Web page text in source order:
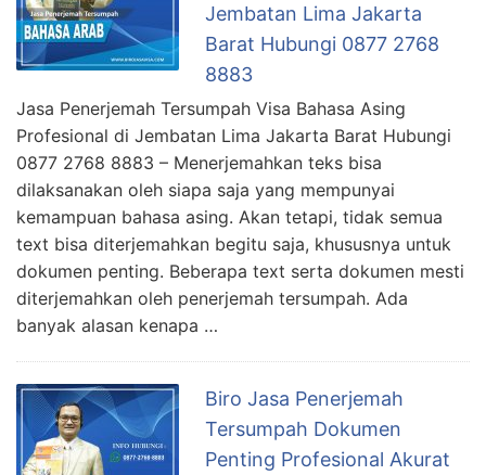
Jembatan Lima Jakarta
Barat Hubungi 0877 2768
8883
Jasa Penerjemah Tersumpah Visa Bahasa Asing
Profesional di Jembatan Lima Jakarta Barat Hubungi
0877 2768 8883 – Menerjemahkan teks bisa
dilaksanakan oleh siapa saja yang mempunyai
kemampuan bahasa asing. Akan tetapi, tidak semua
text bisa diterjemahkan begitu saja, khususnya untuk
dokumen penting. Beberapa text serta dokumen mesti
diterjemahkan oleh penerjemah tersumpah. Ada
banyak alasan kenapa …
Biro Jasa Penerjemah
Tersumpah Dokumen
Penting Profesional Akurat